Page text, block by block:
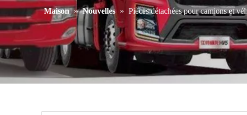
Maison » Nouvelles » Pièces détachées pour camions et